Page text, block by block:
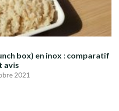
box) en inox : comparatif
avis
2021